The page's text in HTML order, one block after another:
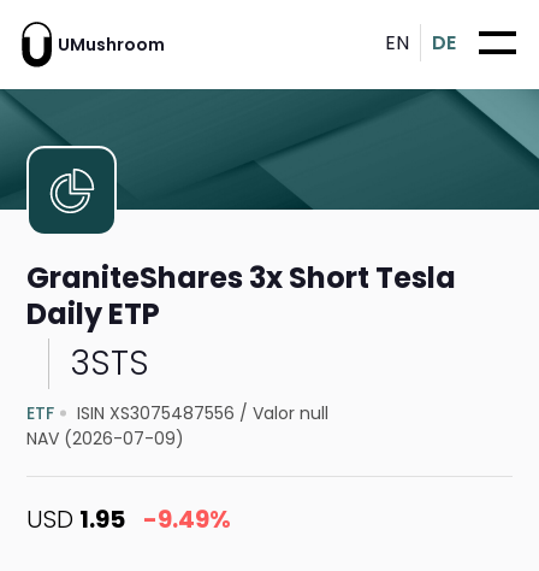
UMushroom EN DE
GraniteShares 3x Short Tesla
Daily ETP
3STS
ETF ISIN XS3075487556 /Valor null
NAV (2026-07-09)
USD 1.95 -9.49%